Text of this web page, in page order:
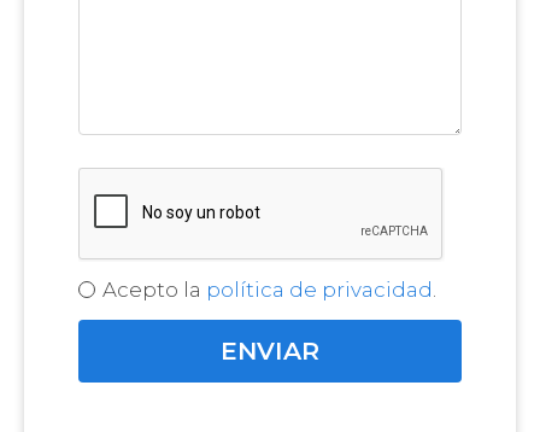
Acepto la política de privacidad